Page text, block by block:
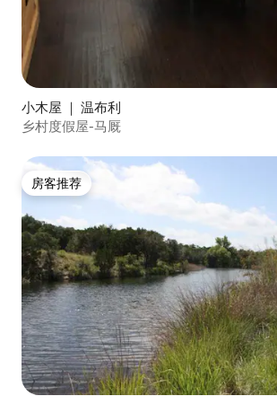
小木屋 ｜ 温布利
乡村度假屋-马厩
房客推荐
房客推荐